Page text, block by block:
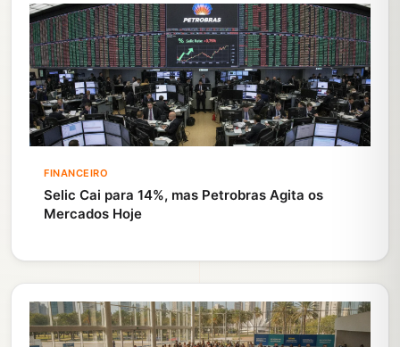
FINANCEIRO
Selic Cai para 14%, mas Petrobras Agita os
Mercados Hoje